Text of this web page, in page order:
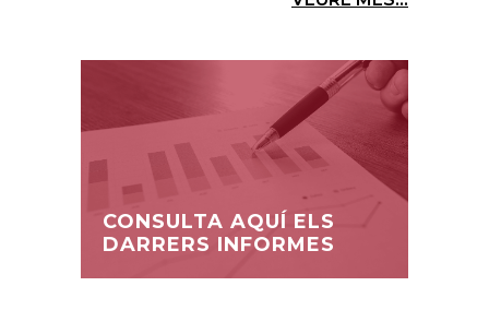
CONSULTA AQUÍ ELS
DARRERS INFORMES